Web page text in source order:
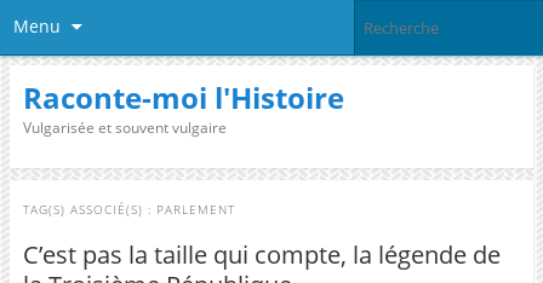
Menu
Raconte-moi l'Histoire
Vulgarisée et souvent vulgaire
TAG(S) ASSOCIÉ(S) : PARLEMENT
C’est pas la taille qui compte, la légende de